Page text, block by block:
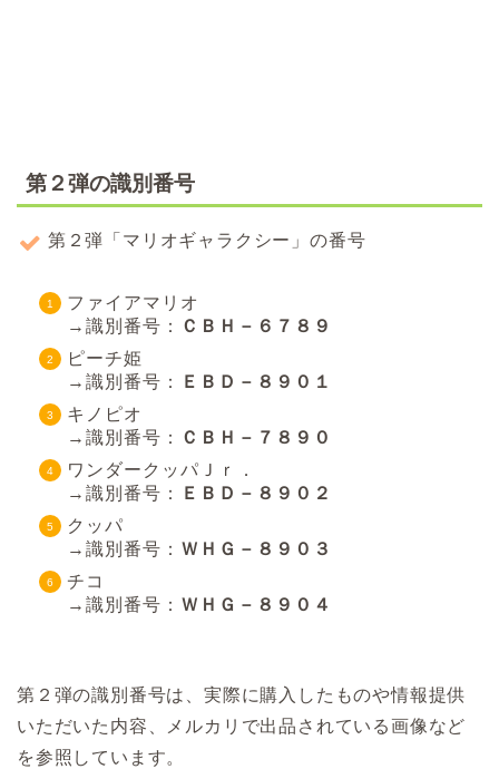
第２弾の識別番号
第２弾「マリオギャラクシー」の番号
ファイアマリオ
→識別番号：
ＣＢＨ－６７８９
ピーチ姫
→識別番号：
ＥＢＤ－８９０１
キノピオ
→識別番号：
ＣＢＨ－７８９０
ワンダークッパＪｒ．
→識別番号：
ＥＢＤ－８９０２
クッパ
→識別番号： ＷＨＧ － ８９０３
チコ
→識別番号： ＷＨＧ－８９０４
第２弾の識別番号は、実際に購入したものや情報提供
いただいた内容、メルカリで出品されている画像など
を参照しています。